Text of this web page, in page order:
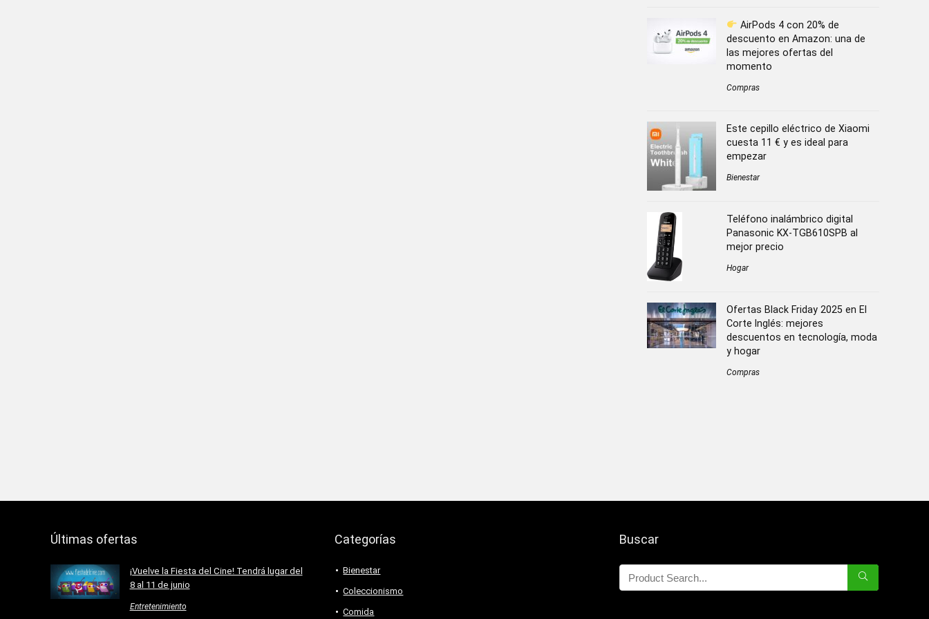
AirPods 4 con 20% de
descuento en Amazon: una de
las mejores ofertas del
momento
Compras
Este cepillo eléctrico de Xiaomi
cuesta 11 € y es ideal para
empezar
Bienestar
Teléfono inalámbrico digital
Panasonic KX-TGB610SPB al
mejor precio
Hogar
Ofertas Black Friday 2025 en El
Corte Inglés: mejores
descuentos en tecnología, moda
y hogar
Compras
Últimas ofertas
¡Vuelve la Fiesta del Cine! Tendrá lugar del
8 al 11 de junio
Entretenimiento
Categorías
Bienestar
Coleccionismo
Comida
Buscar